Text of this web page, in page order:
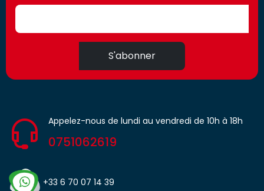
S'abonner
Appelez-nous de lundi au vendredi de 10h à 18h
0751062619
+33 6 70 07 14 39